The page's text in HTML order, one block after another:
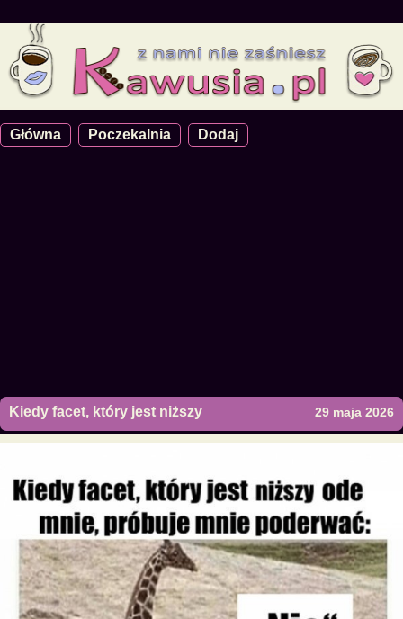
Główna Poczekalnia Dodaj
Kiedy facet, który jest niższy 29 maja 2026